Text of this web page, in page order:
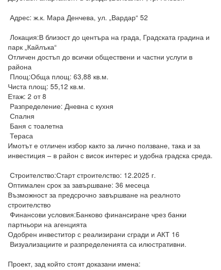
парк „Кайлъка“
Отличен достъп до всички обществени и частни услуги в
района
Чиста площ: 55,12 кв.м.
Етаж: 2 от 8
Имотът е отличен избор както за лично ползване, така и за
инвестиция – в район с висок интерес и удобна градска среда.
Оптимален срок за завършване: 36 месеца
Възможност за предсрочно завършване на реалното
строителство
партньори на агенцията
Одобрен инвеститор с реализирани сгради и АКТ 16
Проект, зад който стоят доказани имена: